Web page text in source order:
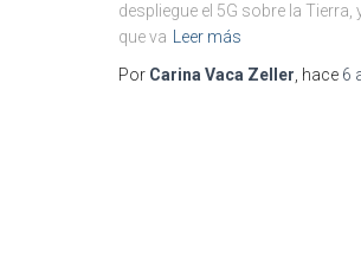
despliegue el 5G sobre la
que va
Leer más
Por Carina Vaca Zeller , hace 6